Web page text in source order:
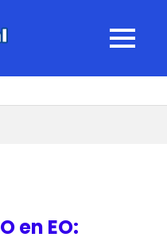
MENU
en EO: